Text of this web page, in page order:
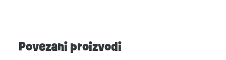
Povezani proizvodi